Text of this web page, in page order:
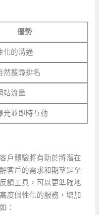
優勢
化的溝通
然搜尋排名
站流量
光並即時互動
戶體驗將有助於將潛在
客戶的需求和期望是至
饋工具，可以更準確地
度個性化的服務，增加
：